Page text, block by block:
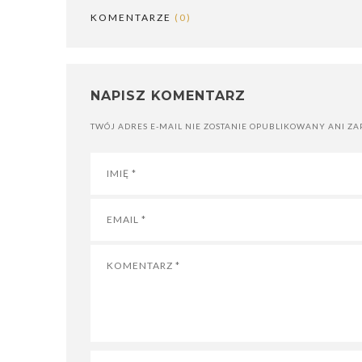
KOMENTARZE (0)
NAPISZ KOMENTARZ
TWÓJ ADRES E-MAIL NIE ZOSTANIE OPUBLIKOWANY ANI